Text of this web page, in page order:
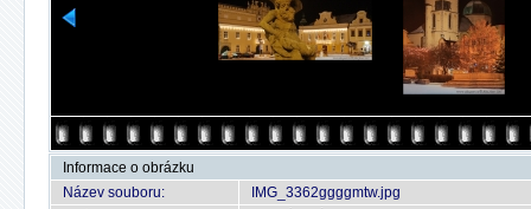
Informace o obrázku
Název souboru:
IMG_3362ggggmtw.jpg